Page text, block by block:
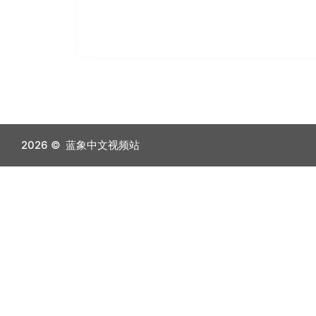
2026 © 蓝象中文视频站